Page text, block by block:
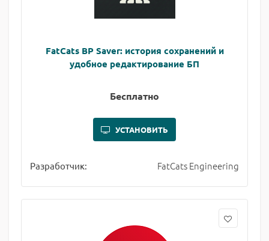
FatCats BP Saver: история сохранений и
удобное редактирование БП
Бесплатно
УСТАНОВИТЬ
Разработчик: FatCats Engineering